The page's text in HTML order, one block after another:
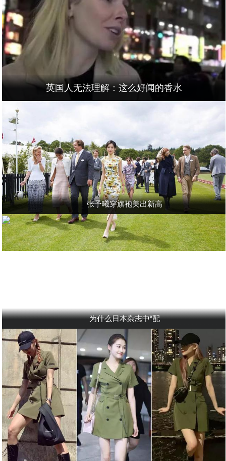
英国人无法理解：这么好闻的香水
张予曦穿旗袍美出新高
为什么日本杂志中“配
DIOR独特设计系列